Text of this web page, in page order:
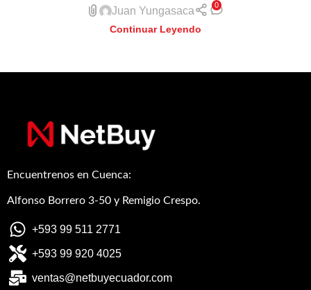
Juan Yungasaca
0
Continuar Leyendo
Encuentrenos en Cuenca:
Alfonso Borrero 3-50 y Remigio Crespo.
+593 99 511 2771
+593 99 920 4025
ventas@netbuyecuador.com